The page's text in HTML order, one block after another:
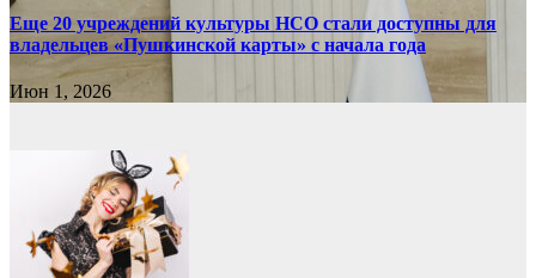
Еще 20 учреждений культуры НСО стали доступны для
владельцев «Пушкинской карты» с начала года
Июн 1, 2026